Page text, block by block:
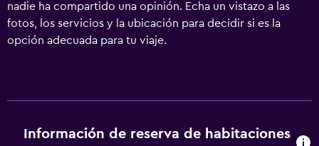
nadie ha compartido una opinión. Echa un vistazo a las
fotos, los servicios y la ubicación para decidir si es la
opción adecuada para tu viaje.
Información de reserva de habitaciones